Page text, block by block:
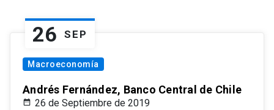
26 SEP
Macroeconomía
Andrés Fernández, Banco Central de Chile
26 de Septiembre de 2019